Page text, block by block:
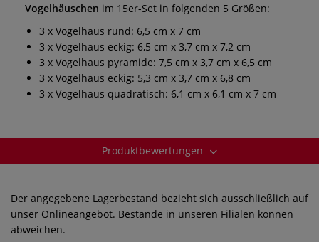
Vogelhäuschen im 15er-Set in folgenden 5 Größen:
3 x Vogelhaus rund: 6,5 cm x 7 cm
3 x Vogelhaus eckig: 6,5 cm x 3,7 cm x 7,2 cm
3 x Vogelhaus pyramide: 7,5 cm x 3,7 cm x 6,5 cm
3 x Vogelhaus eckig: 5,3 cm x 3,7 cm x 6,8 cm
3 x Vogelhaus quadratisch: 6,1 cm x 6,1 cm x 7 cm
Produktbewertungen
Der angegebene Lagerbestand bezieht sich ausschließlich auf
unser Onlineangebot. Bestände in unseren Filialen können
abweichen.